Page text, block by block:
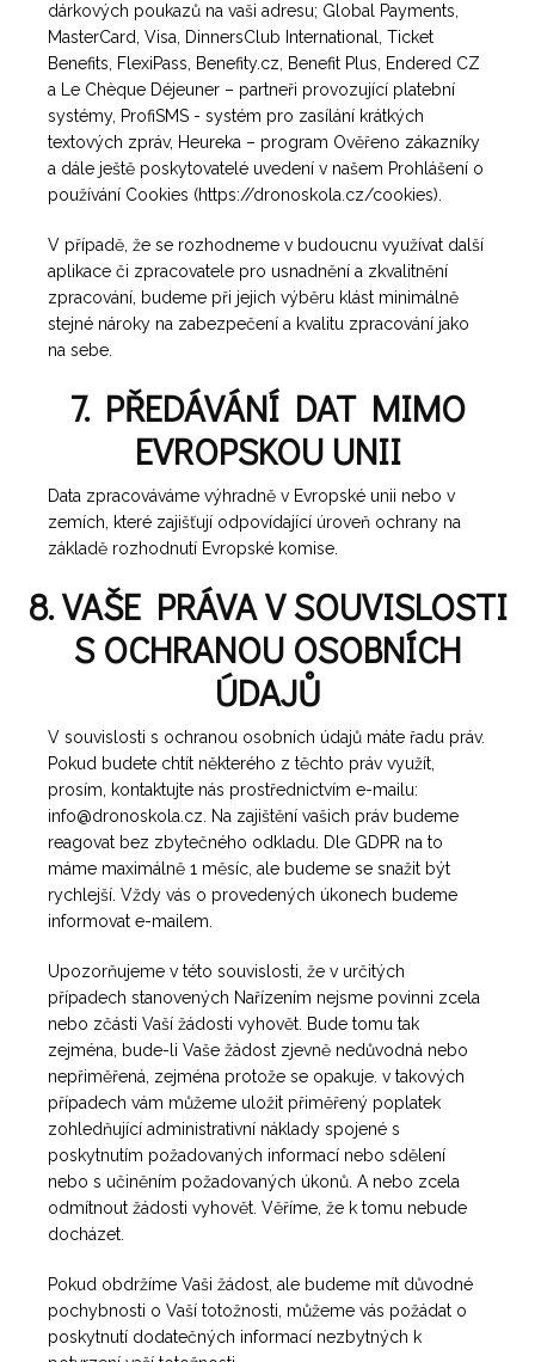
dárkových poukazů na vaši adresu; Global Payments,
MasterCard, Visa, DinnersClub International, Ticket
Benefits, FlexiPass, Benefity.cz, Benefit Plus, Endered CZ
a Le Chèque Déjeuner – partneři provozující platební
systémy, ProfiSMS - systém pro zasílání krátkých
textových zpráv, Heureka – program Ověřeno zákazníky
a dále ještě poskytovatelé uvedení v našem Prohlášení o
používání Cookies (https://dronoskola.cz/cookies).
V případě, že se rozhodneme v budoucnu využívat další
aplikace či zpracovatele pro usnadnění a zkvalitnění
zpracování, budeme při jejich výběru klást minimálně
stejné nároky na zabezpečení a kvalitu zpracování jako
na sebe.
7. PŘEDÁVÁNÍ DAT MIMO
EVROPSKOU UNII
Data zpracováváme výhradně v Evropské unii nebo v
zemích, které zajišťují odpovídající úroveň ochrany na
základě rozhodnutí Evropské komise.
8. VAŠE PRÁVA V SOUVISLOSTI
S OCHRANOU OSOBNÍCH
ÚDAJŮ
V souvislosti s ochranou osobních údajů máte řadu práv.
Pokud budete chtít některého z těchto práv využít,
prosím, kontaktujte nás prostřednictvím e-mailu:
info@dronoskola.cz. Na zajištění vašich práv budeme
reagovat bez zbytečného odkladu. Dle GDPR na to
máme maximálně 1 měsíc, ale budeme se snažit být
rychlejší. Vždy vás o provedených úkonech budeme
informovat e-mailem.
Upozorňujeme v této souvislosti, že v určitých
případech stanovených Nařízením nejsme povinni zcela
nebo zčásti Vaší žádosti vyhovět. Bude tomu tak
zejména, bude-li Vaše žádost zjevně nedůvodná nebo
nepřiměřená, zejména protože se opakuje. v takových
případech vám můžeme uložit přiměřený poplatek
zohledňující administrativní náklady spojené s
poskytnutím požadovaných informací nebo sdělení
nebo s učiněním požadovaných úkonů. A nebo zcela
odmítnout žádosti vyhovět. Věříme, že k tomu nebude
docházet.
Pokud obdržíme Vaši žádost, ale budeme mít důvodné
pochybnosti o Vaší totožnosti, můžeme vás požádat o
poskytnutí dodatečných informací nezbytných k